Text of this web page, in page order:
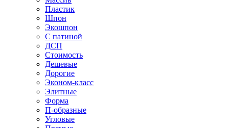
Пластик
Шпон
Экошпон
С патиной
ДСП
Стоимость
Дешевые
Дорогие
Эконом-класс
Элитные
Форма
П-образные
Угловые